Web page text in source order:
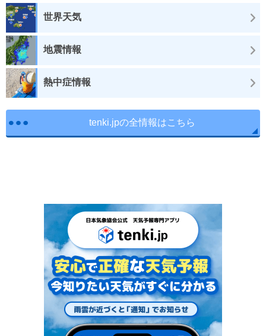
世界天気
地震情報
熱中症情報
tenki.jpの全情報はこちら